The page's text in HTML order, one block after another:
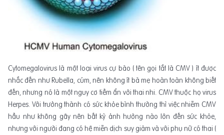
Cytomegalovirus là một loại virus cự bào ( tên gọi tắt là CMV ) ít được
nhắc đến như Rubella, cúm, nên không ít bà mẹ hoàn toàn không biết
đến, nhưng nó là một nguy cơ tiềm ẩn với thai nhi. CMV thuộc họ virus
Herpes. Với trưởng thành có sức khỏe bình thường thì việc nhiễm CMV
hầu như không gây nên bất kỳ ảnh hưởng nào lớn đến sức khỏe,
nhưng với người đang có hệ miễn dịch suy giảm và với phụ nữ có thai (